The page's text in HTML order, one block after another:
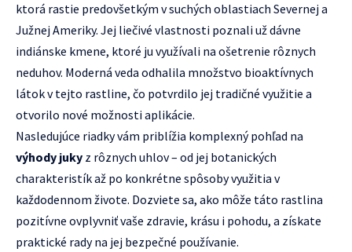
ktorá rastie predovšetkým v suchých oblastiach Severnej a
Južnej Ameriky. Jej liečivé vlastnosti poznali už dávne
indiánske kmene, ktoré ju využívali na ošetrenie rôznych
neduhov. Moderná veda odhalila množstvo bioaktívnych
látok v tejto rastline, čo potvrdilo jej tradičné využitie a
otvorilo nové možnosti aplikácie.
Nasledujúce riadky vám priblížia komplexný pohľad na
výhody juky z rôznych uhlov – od jej botanických
charakteristík až po konkrétne spôsoby využitia v
každodennom živote. Dozviete sa, ako môže táto rastlina
pozitívne ovplyvniť vaše zdravie, krásu i pohodu, a získate
praktické rady na jej bezpečné používanie.